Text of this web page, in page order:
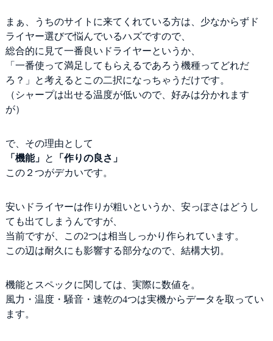
まぁ、うちのサイトに来てくれている方は、少なからずド
ライヤー選びで悩んでいるハズですので、
総合的に見て一番良いドライヤーというか、
「一番使って満足してもらえるであろう機種ってどれだ
ろ？」と考えるとこの二択になっちゃうだけです。
（シャープは出せる温度が低いので、好みは分かれます
が）
で、その理由として
「機能」 と
「作りの良さ」
この２つがデカいです。
安いドライヤーは作りが粗いというか、安っぽさはどうし
ても出てしまうんですが、
当前ですが、この2つは相当しっかり作られています。
この辺は耐久にも影響する部分なので、結構大切。
機能とスペックに関しては、実際に数値を。
風力・温度・騒音・速乾の4つは実機からデータを取ってい
ます。